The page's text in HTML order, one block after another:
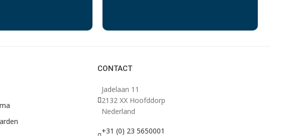
CONTACT
Jadelaan 11
2132 XX Hoofddorp
Nederland
+31 (0) 23 5650001